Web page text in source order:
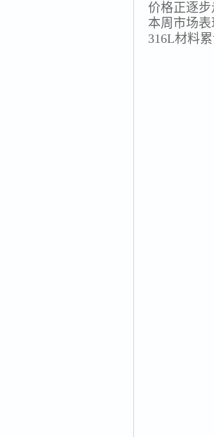
价格正逐步
本周市场表
316L材料累